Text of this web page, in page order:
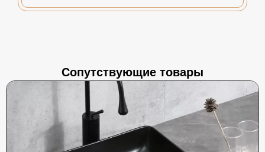
Сопутствующие товары